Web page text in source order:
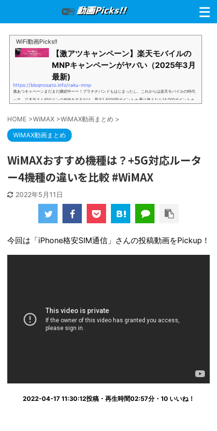
WiFi動画Picks!!
【激アツキャンペーン】楽天モバイルの
MNPキャンペーンがヤバい（2025年3月
最新)
https://blognosato.info/raku-mnp
激あつキャペーンまだまだ継続中ーー！プラチナバンドもはじまったし、これからは楽天モバイルの時代
っす。三木谷さん紹介リンク経由をするだけ。最大1,4000円ポイント→ 乗り換えなら14,000ポイント→
谷さんキャンペーン／2回線目以降でもOK再契約でもでもOK背水の陣の楽天モバイル。ついに「最後の賭
別招待ページから楽天モバイ...
HOME >WiMAX >WiMAX動画まとめ >
WiMAX動画まとめ
WiMAXおすすめ機種は？+5G対応ルータ
ー4機種の違いを比較 #WiMAX
2022年5月11日
今回は「iPhone格安SIM通信」さんの投稿動画をPickup！
2022-04-17 11:30:12投稿・再生時間02:57分・10 いいね！